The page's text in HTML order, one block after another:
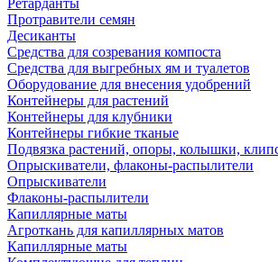
Ретарданты
Протравители семян
Десиканты
Средства для созревания компоста
Средства для выгребных ям и туалетов
Оборудование для внесения удобрений
Контейнеры для растений
Контейнеры для клубники
Контейнеры гибкие тканые
Подвязка растений, опоры, колышки,
Опрыскиватели, флаконы-распылители
Опрыскиватели
Флаконы-распылители
Капиллярные маты
Агроткань для капиллярных матов
Капиллярные маты